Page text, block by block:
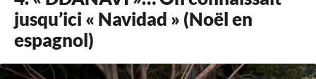
jusqu’ici « Navidad » (Noël en
espagnol)